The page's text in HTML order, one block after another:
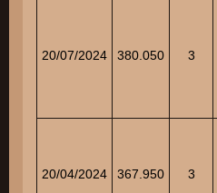
20/07/2024 380.050 3
20/04/2024 367.950 3